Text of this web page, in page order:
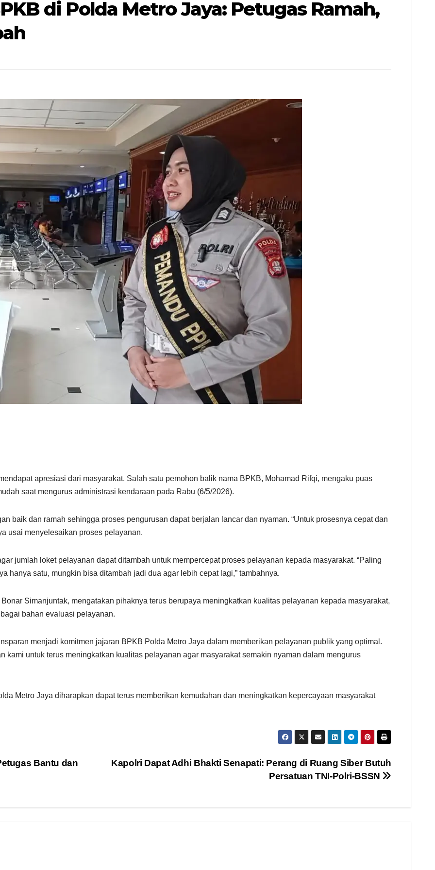
di Polda Metro Jaya: Petugas Ramah,
apresiasi dari masyarakat. Salah satu pemohon balik nama BPKB, Mohamad Rifqi, mengaku puas
saat mengurus administrasi kendaraan pada Rabu (6/5/2026).
baik dan ramah sehingga proses pengurusan dapat berjalan lancar dan nyaman. “Untuk prosesnya cepat dan
usai menyelesaikan proses pelayanan.
jumlah loket pelayanan dapat ditambah untuk mempercepat proses pelayanan kepada masyarakat. “Paling
hanya satu, mungkin bisa ditambah jadi dua agar lebih cepat lagi,” tambahnya.
Simanjuntak, mengatakan pihaknya terus berupaya meningkatkan kualitas pelayanan kepada masyarakat,
bahan evaluasi pelayanan.
menjadi komitmen jajaran BPKB Polda Metro Jaya dalam memberikan pelayanan publik yang optimal.
kami untuk terus meningkatkan kualitas pelayanan agar masyarakat semakin nyaman dalam mengurus
Metro Jaya diharapkan dapat terus memberikan kemudahan dan meningkatkan kepercayaan masyarakat
Kapolri Dapat Adhi Bhakti Senapati: Perang di Ruang Siber Butuh
Persatuan TNI-Polri-BSSN
Bantu dan